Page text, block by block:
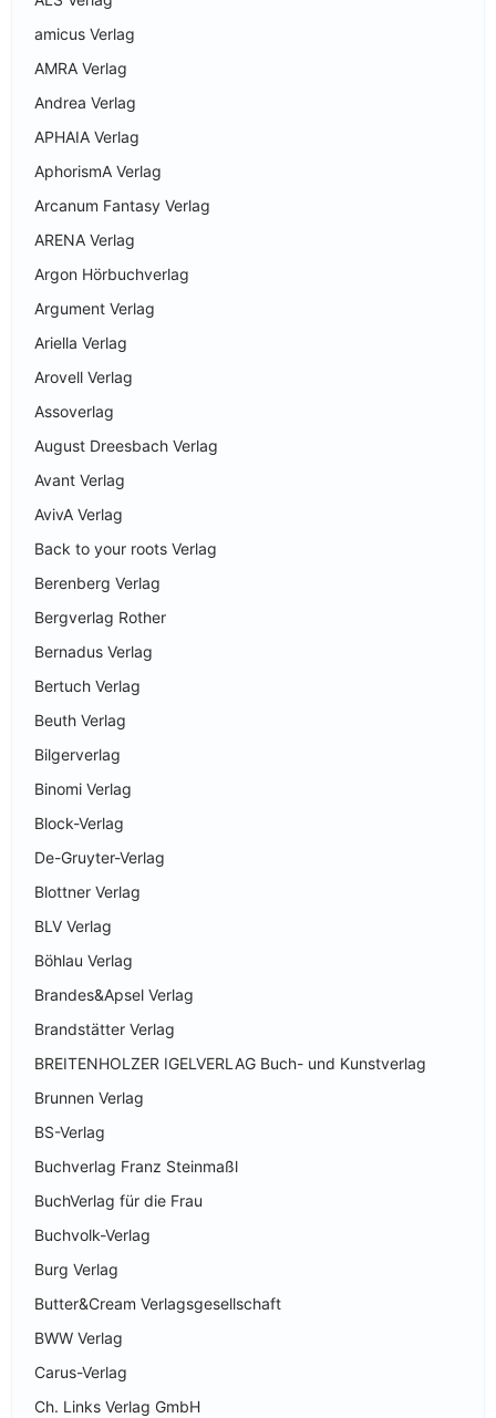
amicus Verlag
AMRA Verlag
Andrea Verlag
APHAIA Verlag
AphorismA Verlag
Arcanum Fantasy Verlag
ARENA Verlag
Argon Hörbuchverlag
Argument Verlag
Ariella Verlag
Arovell Verlag
Assoverlag
August Dreesbach Verlag
Avant Verlag
AvivA Verlag
Back to your roots Verlag
Berenberg Verlag
Bergverlag Rother
Bernadus Verlag
Bertuch Verlag
Beuth Verlag
Bilgerverlag
Binomi Verlag
Block-Verlag
De-Gruyter-Verlag
Blottner Verlag
BLV Verlag
Böhlau Verlag
Brandes&Apsel Verlag
Brandstätter Verlag
BREITENHOLZER IGELVERLAG Buch- und Kunstverlag
Brunnen Verlag
BS-Verlag
Buchverlag Franz Steinmaßl
BuchVerlag für die Frau
Buchvolk-Verlag
Burg Verlag
Butter&Cream Verlagsgesellschaft
BWW Verlag
Carus-Verlag
Ch. Links Verlag GmbH